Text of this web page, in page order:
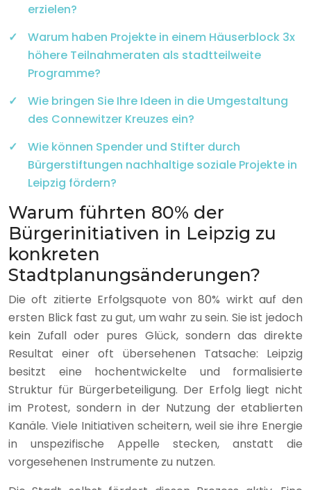
erzielen?
Warum haben Projekte in einem Häuserblock 3x
höhere Teilnahmeraten als stadtteilweite
Programme?
Wie bringen Sie Ihre Ideen in die Umgestaltung
des Connewitzer Kreuzes ein?
Wie können Spender und Stifter durch
Bürgerstiftungen nachhaltige soziale Projekte in
Leipzig fördern?
Warum führten 80% der
Bürgerinitiativen in Leipzig zu
konkreten
Stadtplanungsänderungen?
Die oft zitierte Erfolgsquote von 80% wirkt auf den
ersten Blick fast zu gut, um wahr zu sein. Sie ist jedoch
kein Zufall oder pures Glück, sondern das direkte
Resultat einer oft übersehenen Tatsache: Leipzig
besitzt eine hochentwickelte und formalisierte
Struktur für Bürgerbeteiligung. Der Erfolg liegt nicht
im Protest, sondern in der Nutzung der etablierten
Kanäle. Viele Initiativen scheitern, weil sie ihre Energie
in unspezifische Appelle stecken, anstatt die
vorgesehenen Instrumente zu nutzen.